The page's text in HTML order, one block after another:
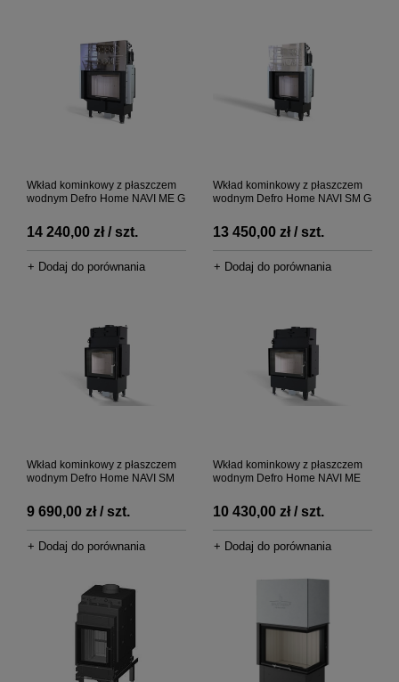
Wkład kominkowy z płaszczem
wodnym Defro Home NAVI ME G
14 240,00 zł / szt.
+ Dodaj do porównania
Wkład kominkowy z płaszczem
wodnym Defro Home NAVI SM G
13 450,00 zł / szt.
+ Dodaj do porównania
Wkład kominkowy z płaszczem
wodnym Defro Home NAVI SM
9 690,00 zł / szt.
+ Dodaj do porównania
Wkład kominkowy z płaszczem
wodnym Defro Home NAVI ME
10 430,00 zł / szt.
+ Dodaj do porównania